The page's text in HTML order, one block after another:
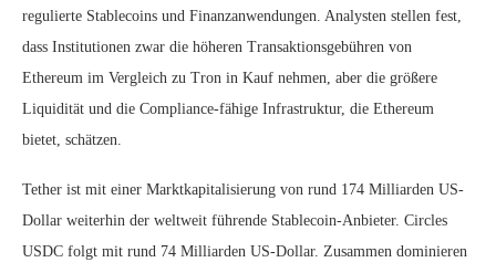
regulierte Stablecoins und Finanzanwendungen. Analysten stellen fest,
dass Institutionen zwar die höheren Transaktionsgebühren von
Ethereum im Vergleich zu Tron in Kauf nehmen, aber die größere
Liquidität und die Compliance-fähige Infrastruktur, die Ethereum
bietet, schätzen.
Tether ist mit einer Marktkapitalisierung von rund 174 Milliarden US-
Dollar weiterhin der weltweit führende Stablecoin-Anbieter. Circles
USDC folgt mit rund 74 Milliarden US-Dollar. Zusammen dominieren